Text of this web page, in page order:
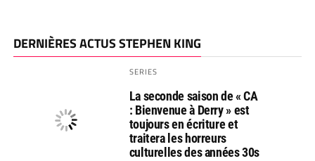
DERNIÈRES ACTUS STEPHEN KING
SERIES
La seconde saison de « CA
: Bienvenue à Derry » est
toujours en écriture et
traitera les horreurs
culturelles des années 30s